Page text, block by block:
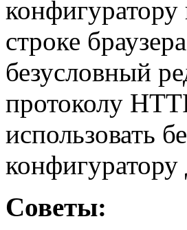
конфигуратору
строке браузера
безусловный
протоколу
использовать
конфигуратору
Советы: